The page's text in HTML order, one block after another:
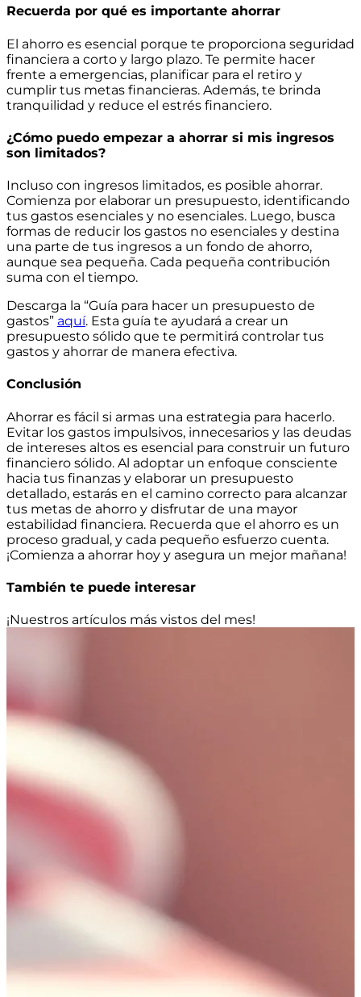
Recuerda por qué es importante ahorrar
El ahorro es esencial porque te proporciona seguridad
financiera a corto y largo plazo. Te permite hacer
frente a emergencias, planificar para el retiro y
cumplir tus metas financieras. Además, te brinda
tranquilidad y reduce el estrés financiero.
¿Cómo puedo empezar a ahorrar si mis ingresos
son limitados?
Incluso con ingresos limitados, es posible ahorrar.
Comienza por elaborar un presupuesto, identificando
tus gastos esenciales y no esenciales. Luego, busca
formas de reducir los gastos no esenciales y destina
una parte de tus ingresos a un fondo de ahorro,
aunque sea pequeña. Cada pequeña contribución
suma con el tiempo.
Descarga la “Guía para hacer un presupuesto de
gastos” aquí. Esta guía te ayudará a crear un
presupuesto sólido que te permitirá controlar tus
gastos y ahorrar de manera efectiva.
Conclusión
Ahorrar es fácil si armas una estrategia para hacerlo.
Evitar los gastos impulsivos, innecesarios y las deudas
de intereses altos es esencial para construir un futuro
financiero sólido. Al adoptar un enfoque consciente
hacia tus finanzas y elaborar un presupuesto
detallado, estarás en el camino correcto para alcanzar
tus metas de ahorro y disfrutar de una mayor
estabilidad financiera. Recuerda que el ahorro es un
proceso gradual, y cada pequeño esfuerzo cuenta.
¡Comienza a ahorrar hoy y asegura un mejor mañana!
También te puede interesar
¡Nuestros artículos más vistos del mes!